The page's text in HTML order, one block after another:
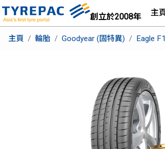
創立於2008年 主
主頁 輪胎 Goodyear (固特異) Eagle